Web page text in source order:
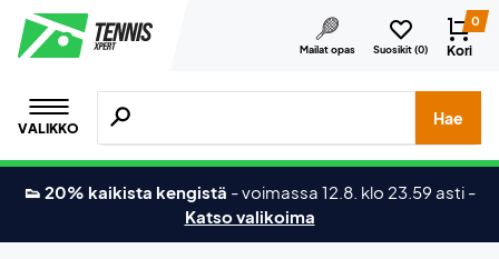
Mailat opas Suosikit (0)
0
Kori
VALIKKO
Hae tuotteita, merkkejä jne.
Hae
👟 20% kaikista kengistä -voimassa 12.8. klo 23.59 asti -
Katso valikoima